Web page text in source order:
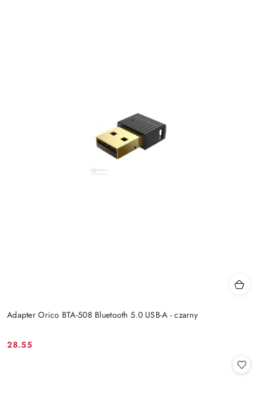
Adapter Orico BTA-508 Bluetooth 5.0 USB-A - czarny
Cena:
28.55